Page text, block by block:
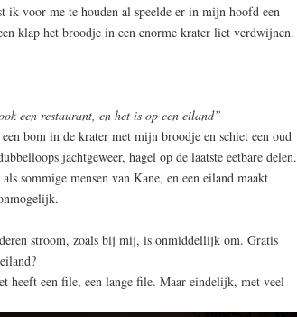
ik voor me te houden al speelde er in mijn hoofd een
klap het broodje in een enorme krater liet verdwijnen.
een restaurant, en het is op een eiland”
bom in de krater met mijn broodje en schiet een oud
jachtgeweer, hagel op de laatste eetbare delen.
sommige mensen van Kane, en een eiland maakt
stroom, zoals bij mij, is onmiddellijk om. Gratis
heeft een file, een lange file. Maar eindelijk, met veel